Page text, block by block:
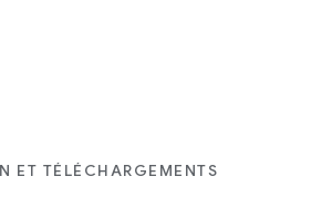
ET TÉLÉCHARGEMENTS